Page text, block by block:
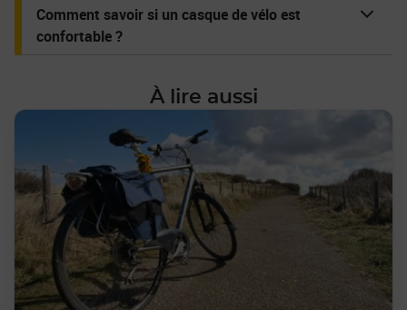
Comment savoir si un casque de vélo est
confortable ?
À lire aussi